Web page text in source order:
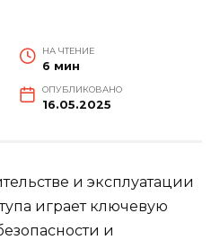
НА ЧТЕНИЕ
6 мин
ОПУБЛИКОВАНО
16.05.2025
и эксплуатации
играет ключевую
и